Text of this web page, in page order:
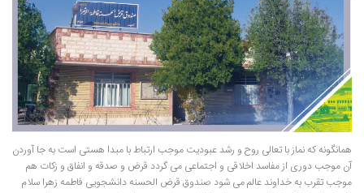
همانگونه که نماز با تعالی روح و رشد عبودیت موجب ارتباط با مبدا هستی است به جا آوردن
آن موجب دوری از مفاسد اخلاقی و اجتماعی می گردد قرض و صدقه و انفاق و زکات هم
موجب تقرب به خداوند عالم می شود صندوق قرض الحسنه دانشجویی فاطمه زهرا سلام